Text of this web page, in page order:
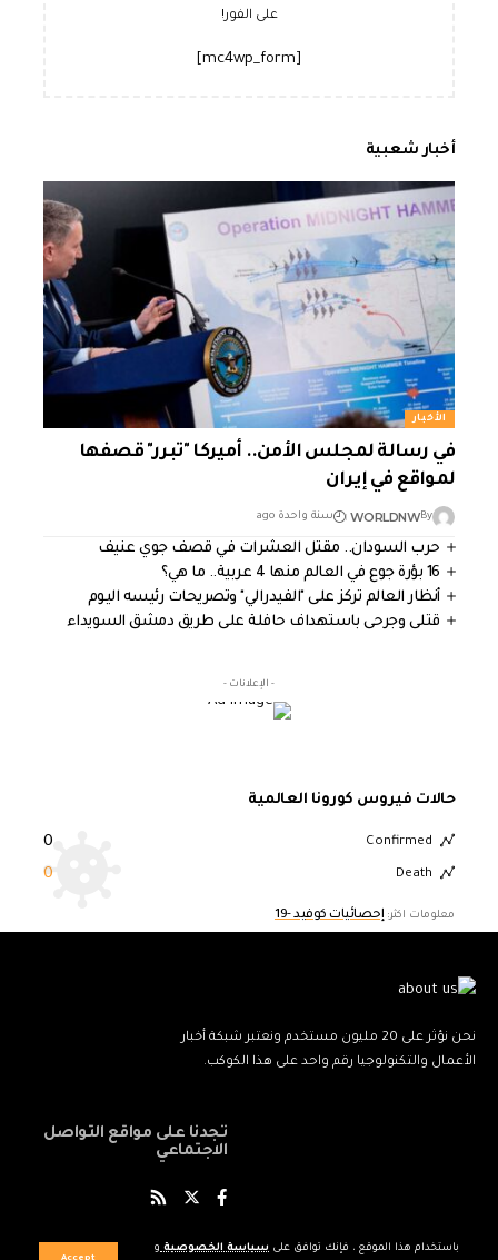
باستخدام هذا الموقع ، فإنك توافق على سياسة الخصوصية و
Accept
على الفور!
أخبار شعبية
الأخبار
في رسالة لمجلس الأمن.. أميركا "تبرر" قصفها
لمواقع في إيران
By
WORLDNW سنة واحدة ago
حرب السودان.. مقتل العشرات في قصف جوي عنيف
16 بؤرة جوع في العالم منها 4 عربية.. ما هي؟
أنظار العالم تركز على "الفيدرالي" وتصريحات رئيسه اليوم
قتلى وجرحى باستهداف حافلة على طريق دمشق السويداء
- الإعلانات -
حالات فيروس كورونا العالمية
Confirmed
0
Death
0
معلومات اكثر: إحصائيات كوفيد -19
نحن نؤثر على 20 مليون مستخدم ونعتبر شبكة أخبار
الأعمال والتكنولوجيا رقم واحد على هذا الكوكب.
تجدنا على مواقع التواصل
الاجتماعي